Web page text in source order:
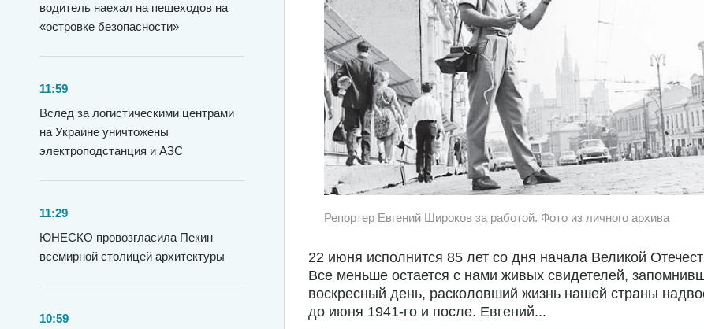
водитель наехал на пешеходов на
«островке безопасности»
11:59
Вслед за логистическими центрами
на Украине уничтожены
электроподстанция и АЗС
11:29
ЮНЕСКО провозгласила Пекин
всемирной столицей архитектуры
10:59
Репортер Евгений Широков за работой. Фото из личного архива
22 июня исполнится 85 лет со дня начала Великой
Все меньше остается с нами живых свидетелей,
воскресный день, расколовший жизнь нашей страны
до июня 1941-го и после. Евгений...